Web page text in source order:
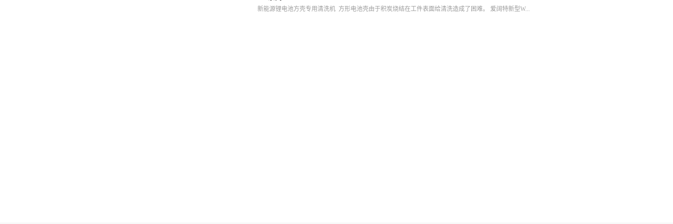
新能源锂电池方壳专用清洗机 方形电池壳由于积炭烧结在工件表面给清洗造成了困难。 爱阔特新型W...